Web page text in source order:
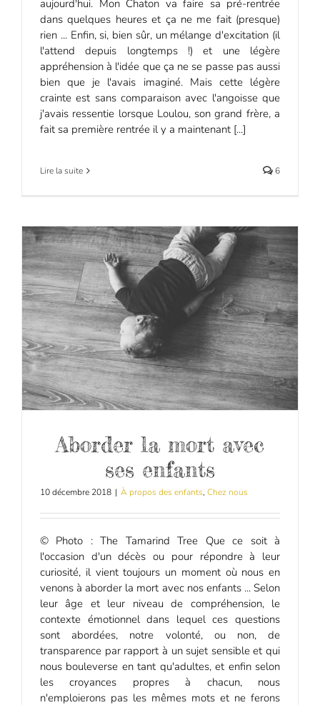
aujourd'hui. Mon Chaton va faire sa pré-rentrée
dans quelques heures et ça ne me fait (presque)
rien ... Enfin, si, bien sûr, un mélange d'excitation (il
l'attend depuis longtemps !) et une légère
appréhension à l'idée que ça ne se passe pas aussi
bien que je l'avais imaginé. Mais cette légère
crainte est sans comparaison avec l'angoisse que
j'avais ressentie lorsque Loulou, son grand frère, a
fait sa première rentrée il y a maintenant [...]
Lire la suite 6
Aborder la mort avec
ses enfants
10 décembre 2018 | À propos des enfants, Chez nous
© Photo : The Tamarind Tree Que ce soit à
l'occasion d'un décès ou pour répondre à leur
curiosité, il vient toujours un moment où nous en
venons à aborder la mort avec nos enfants ... Selon
leur âge et leur niveau de compréhension, le
contexte émotionnel dans lequel ces questions
sont abordées, notre volonté, ou non, de
transparence par rapport à un sujet sensible et qui
nous bouleverse en tant qu'adultes, et enfin selon
les croyances propres à chacun, nous
n'emploierons pas les mêmes mots et ne ferons